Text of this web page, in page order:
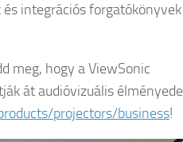
integrációs forgatókönyvek
meg, hogy a ViewSonic
át audióvizuális
projectors/business!